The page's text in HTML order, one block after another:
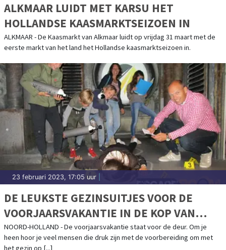
ALKMAAR LUIDT MET KARSU HET
HOLLANDSE KAASMARKTSEIZOEN IN
ALKMAAR - De Kaasmarkt van Alkmaar luidt op vrijdag 31 maart met de
eerste markt van het land het Hollandse kaasmarktseizoen in.
23 februari 2023, 17:05 uur
DE LEUKSTE GEZINSUITJES VOOR DE
VOORJAARSVAKANTIE IN DE KOP VAN
NOORD-HOLLAND
NOORD-HOLLAND - De voorjaarsvakantie staat voor de deur. Om je
heen hoor je veel mensen die druk zijn met de voorbereiding om met
het gezin op [...]